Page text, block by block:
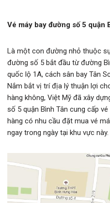
Vé máy bay đường số 5 quận
Là một con đường nhỏ thuộc
đường số 5 bắt đầu từ đường
quốc lộ 1A, cách sân bay Tân
Nắm bắt vị trí địa lý thuận lợi
hàng không, Việt Mỹ đã xây
số 5 quận Bình Tân cung cấp
hàng có nhu cầu đặt mua vé
ngay trong ngày tại khu vực này.